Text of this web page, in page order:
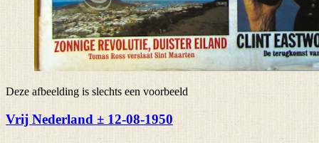
Deze afbeelding is slechts een voorbeeld
Vrij Nederland ± 12-08-1950